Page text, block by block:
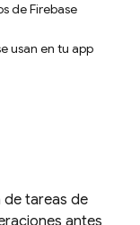
de Firebase
usan en tu app
de tareas de
antes